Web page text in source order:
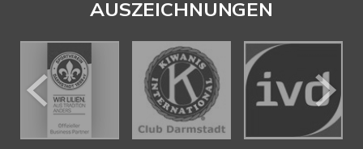
AUSZEICHNUNGEN